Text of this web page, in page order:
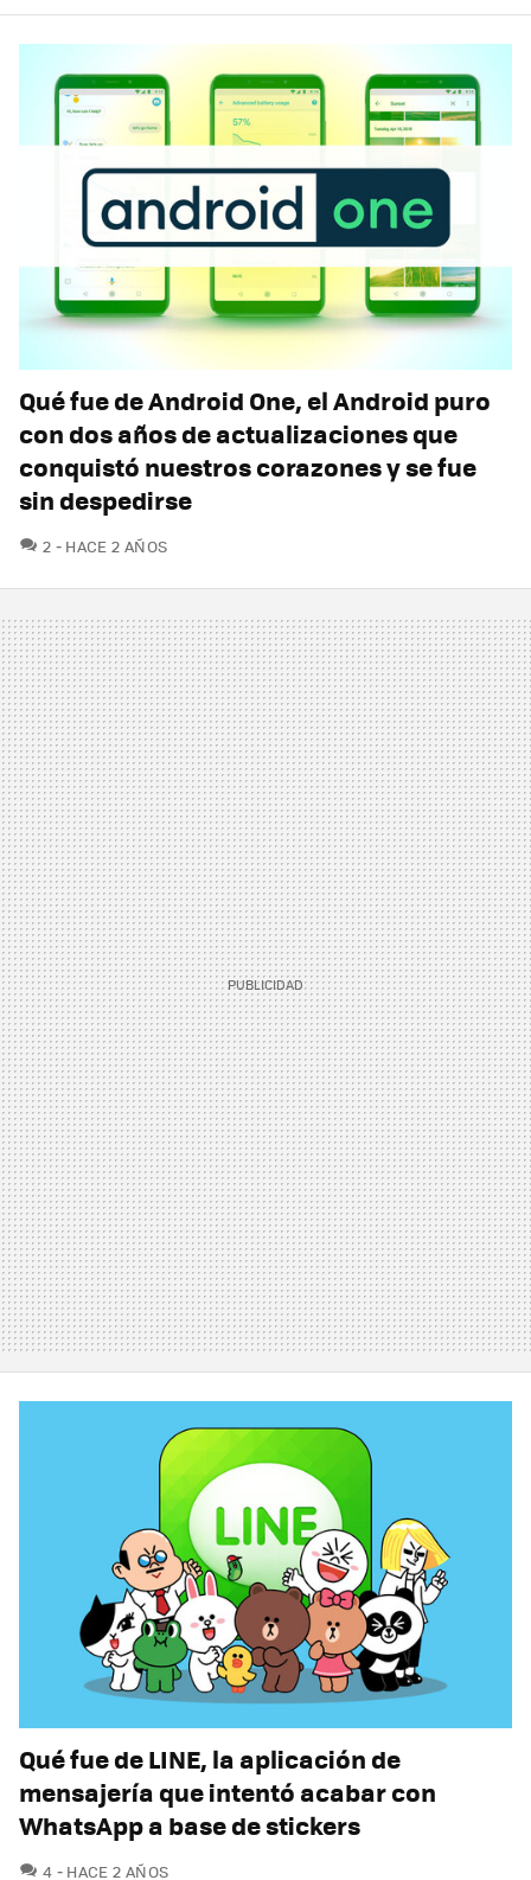
Qué fue de Android One, el Android puro
con dos años de actualizaciones que
conquistó nuestros corazones y se fue
sin despedirse
2 COMENTARIOS
HACE 2 AÑOS
Qué fue de LINE, la aplicación de
mensajería que intentó acabar con
WhatsApp a base de stickers
4 COMENTARIOS
HACE 2 AÑOS